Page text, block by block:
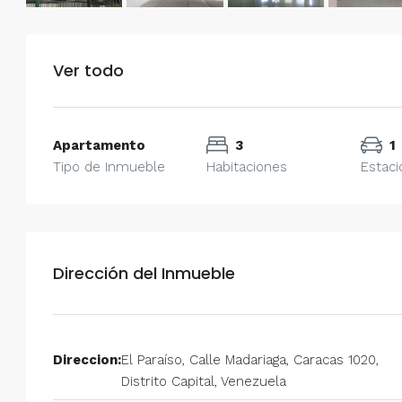
Ver todo
Apartamento
Tipo de Inmueble
3
Habitaciones
1
Dirección del Inmueble
Direccion:El Paraíso, Calle Madariaga, Caracas 1020,
Distrito Capital, Venezuela
Este, Caracas, Parroquia Nuestra
Municipio Baruta, Distrito